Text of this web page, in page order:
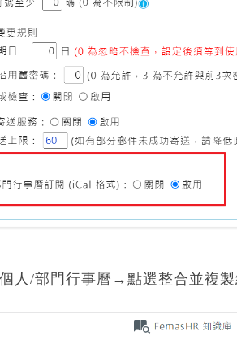
人/部門行事曆→點選整合並複製